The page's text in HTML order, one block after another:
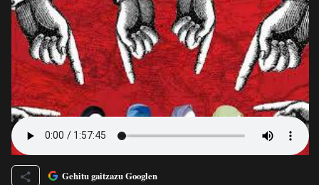
Gehitu gaitzazu Googlen